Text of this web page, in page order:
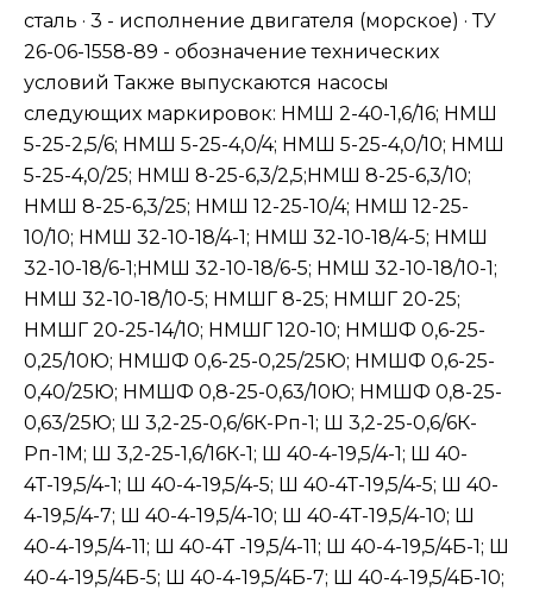
сталь · 3 - исполнение двигателя (морское) · ТУ
26-06-1558-89 - обозначение технических
условий Также выпускаются насосы
следующих маркировок: НМШ 2-40-1,6/16; НМШ
5-25-2,5/6; НМШ 5-25-4,0/4; НМШ 5-25-4,0/10; НМШ
5-25-4,0/25; НМШ 8-25-6,3/2,5;НМШ 8-25-6,3/10;
НМШ 8-25-6,3/25; НМШ 12-25-10/4; НМШ 12-25-
10/10; НМШ 32-10-18/4-1; НМШ 32-10-18/4-5; НМШ
32-10-18/6-1;НМШ 32-10-18/6-5; НМШ 32-10-18/10-1;
НМШ 32-10-18/10-5; НМШГ 8-25; НМШГ 20-25;
НМШГ 20-25-14/10; НМШГ 120-10; НМШФ 0,6-25-
0,25/10Ю; НМШФ 0,6-25-0,25/25Ю; НМШФ 0,6-25-
0,40/25Ю; НМШФ 0,8-25-0,63/10Ю; НМШФ 0,8-25-
0,63/25Ю; Ш 3,2-25-0,6/6К-Рп-1; Ш 3,2-25-0,6/6К-
Рп-1М; Ш 3,2-25-1,6/16К-1; Ш 40-4-19,5/4-1; Ш 40-
4Т-19,5/4-1; Ш 40-4-19,5/4-5; Ш 40-4Т-19,5/4-5; Ш 40-
4-19,5/4-7; Ш 40-4-19,5/4-10; Ш 40-4Т-19,5/4-10; Ш
40-4-19,5/4-11; Ш 40-4Т -19,5/4-11; Ш 40-4-19,5/4Б-1; Ш
40-4-19,5/4Б-5; Ш 40-4-19,5/4Б-7; Ш 40-4-19,5/4Б-10;